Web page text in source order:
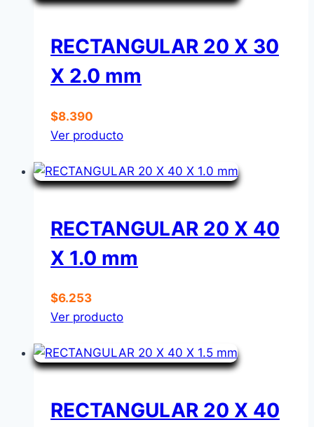
RECTANGULAR 20 X 30
X 2.0 mm
$8.390
Ver producto
RECTANGULAR 20 X 40
X 1.0 mm
$6.253
Ver producto
RECTANGULAR 20 X 40